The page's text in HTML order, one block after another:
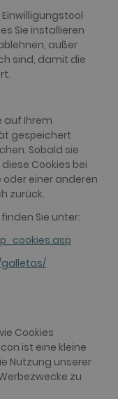
Sie installieren
außer
sind, damit die
auf Ihrem
gespeichert
Sobald sie
Cookies bei
einer anderen
zurück.
Sie unter:
galletas/
Cookies
ist eine kleine
Nutzung unserer
zu